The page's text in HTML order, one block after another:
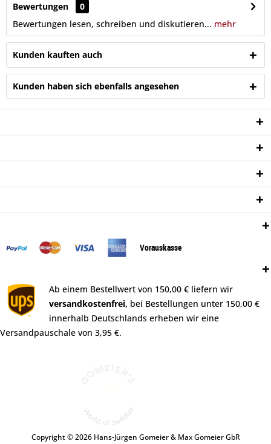
Bewertungen
0
Bewertungen lesen, schreiben und diskutieren... mehr
Kunden kauften auch
Kunden haben sich ebenfalls angesehen
Vorauskasse
Ab einem Bestellwert von 150,00 € liefern wir
versandkostenfrei, bei Bestellungen unter 150,00 €
innerhalb Deutschlands erheben wir eine
Versandpauschale von 3,95 €.
Copyright © 2026 Hans-Jürgen Gomeier & Max Gomeier GbR